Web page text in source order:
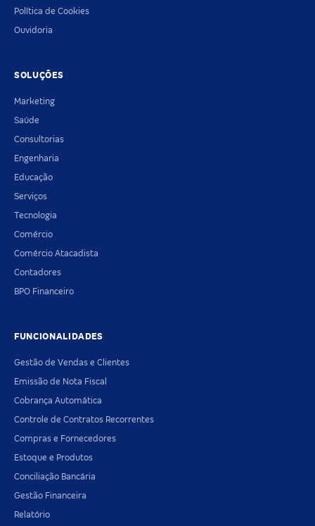
Política de Cookies
Ouvidoria
SOLUÇÕES
Marketing
Saúde
Consultorias
Engenharia
Educação
Serviços
Tecnologia
Comércio
Comércio Atacadista
Contadores
BPO Financeiro
FUNCIONALIDADES
Gestão de Vendas e Clientes
Emissão de Nota Fiscal
Cobrança Automática
Controle de Contratos Recorrentes
Compras e Fornecedores
Estoque e Produtos
Conciliação Bancária
Gestão Financeira
Relatório